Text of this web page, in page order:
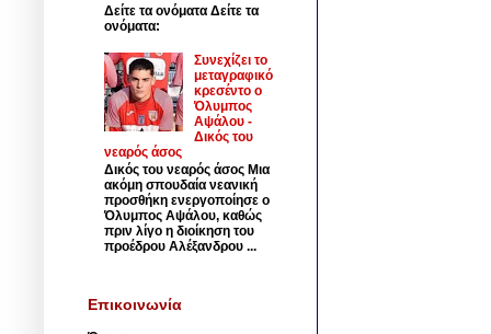
Δείτε τα ονόματα Δείτε τα
ονόματα:
Συνεχίζει το
μεταγραφικό
κρεσέντο ο
Όλυμπος
Αψάλου -
Δικός του
νεαρός άσος
Δικός του νεαρός άσος Μια
ακόμη σπουδαία νεανική
προσθήκη ενεργοποίησε ο
Όλυμπος Αψάλου, καθώς
πριν λίγο η διοίκηση του
προέδρου Αλέξανδρου ...
Επικοινωνία